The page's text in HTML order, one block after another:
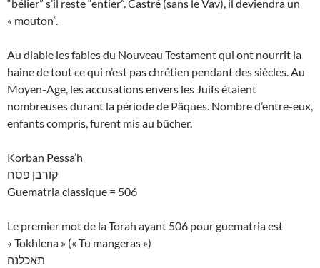
“bélier” s’il reste “entier”. Castré (sans le Vav), il deviendra un
« mouton”.
Au diable les fables du Nouveau Testament qui ont nourrit la
haine de tout ce qui n’est pas chrétien pendant des siècles. Au
Moyen-Age, les accusations envers les Juifs étaient
nombreuses durant la période de Pâques. Nombre d’entre-eux,
enfants compris, furent mis au bûcher.
Korban Pessa’h
קורבן פסח
Guematria classique = 506
Le premier mot de la Torah ayant 506 pour guematria est
« Tokhlena » (« Tu mangeras »)
תאכלנה